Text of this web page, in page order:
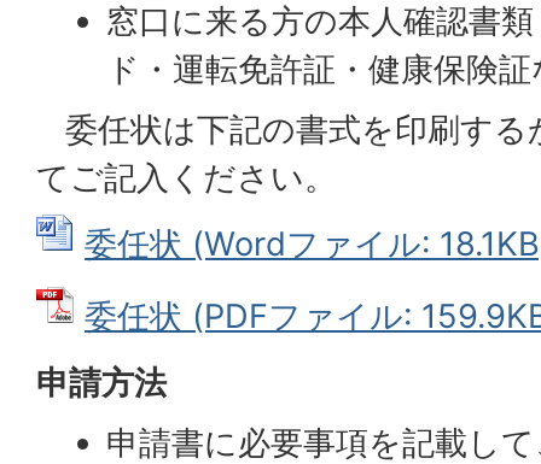
窓口に来る方の本人確認書
ド・運転免許証・健康保険
委任状は下記の書式を印刷する
てご記入ください。
委任状 (Wordファイル:
委任状 (PDFファイル:
申請方法
申請書に必要事項を記載し